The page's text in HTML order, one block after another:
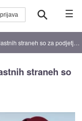
☰
so za podjetja zavezujoči
straneh so